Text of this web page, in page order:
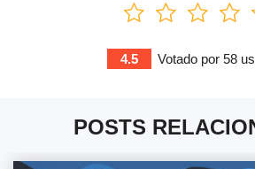
4.5 Votado por 58
POSTS